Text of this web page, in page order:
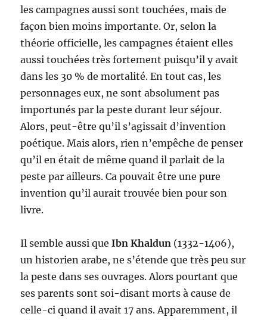
les campagnes aussi sont touchées, mais de
façon bien moins importante. Or, selon la
théorie officielle, les campagnes étaient elles
aussi touchées très fortement puisqu’il y avait
dans les 30 % de mortalité. En tout cas, les
personnages eux, ne sont absolument pas
importunés par la peste durant leur séjour.
Alors, peut-être qu’il s’agissait d’invention
poétique. Mais alors, rien n’empêche de penser
qu’il en était de même quand il parlait de la
peste par ailleurs. Ca pouvait être une pure
invention qu’il aurait trouvée bien pour son
livre.
Il semble aussi queIbn Khaldun (1332-1406),
un historien arabe, ne s’étende que très peu sur
la peste dans ses ouvrages. Alors pourtant que
ses parents sont soi-disant morts à cause de
celle-ci quand il avait 17 ans. Apparemment, il